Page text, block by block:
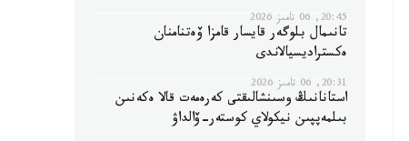
20:45, 06 تامىز 2026
تانىمال بلوگەر قايسار قامزا ۆەتنامنان
ەكستراديسيالاندى
20:31, 06 تامىز 2026
استانانىڭ وسىنشالىقتى كەرەمەت قالا ەكەنىن
بىلمەپپىن نيكولاي كوستەر-ۆالداۋ